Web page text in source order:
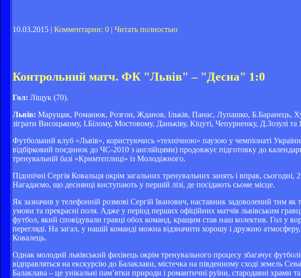
10.03.2015 | Комментарии: 0 | Читать полностью
Контрольний матч. ФК "Львів" – "Десна" 1:0
Гол: Ліщук (70).
Львів: Марущак, Романюк, Розгон, Жданов, Ільків, Панас, Лупашко, Б.Баранець,
зіграти Висоцькому, І.Білому, Мостовому, Даньківу, Кіцуті, Чепурненку, Д.Зозулі та
Футбольний клуб «Львів», користуючись «технічною» паузою у чемпіонаті
відбірковий поєдинок до ЧС-2010 з англійцями) продовжує підготовку до
тренувальній базі «Кримтеплиці» із Молодіжного.
Підопічні Сергія Ковальця окрім загальних тренувальних занять і вправ,
Нагадаємо, що деснянці виступають у першій лізі, де посідають сьоме місце.
Як зазначив у телефонній розмові Сергій Іванович, наставник задоволений тим
умови та прекрасні поля. Адже у період перших офіційних матчів львівським
футбол, який сповідували гравці обох команд, кращим став наш колектив. Гол у
перегляді. На загал, у нашій команді можна відзначити хорошу і дружню
Ковалець.
Однак молодий львівський фахівець окрім тренувального процесу збагачує
відправляться на екскурсію до Балаклави, містечка на південному сході земель
Балаклава – це унікальні пам’ятки природи і романтичні руїни, стародавні храми